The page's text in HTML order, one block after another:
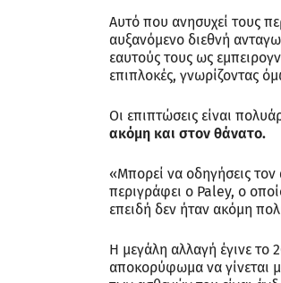
Aυτό που ανησυχεί τους
αυξανόμενο διεθνή
εαυτούς τους ως
επιπλοκές, γνωρίζοντας
Οι επιπτώσεις είναι
ακόμη και στον θάνατο.
«Μπορεί να οδηγήσεις τον
περιγράφει ο Paley, ο
επειδή δεν ήταν ακόμη
Η μεγάλη αλλαγή έγινε το
αποκορύφωμα να γίνεται